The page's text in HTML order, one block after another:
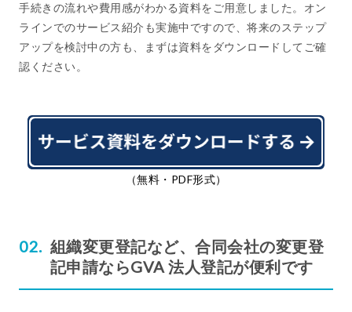
手続きの流れや費用感がわかる資料をご用意しました。オン
ラインでのサービス紹介も実施中ですので、将来のステップ
アップを検討中の方も、まずは資料をダウンロードしてご確
認ください。
（無料・PDF形式）
組織変更登記など、合同会社の変更登
記申請ならGVA 法人登記が便利です